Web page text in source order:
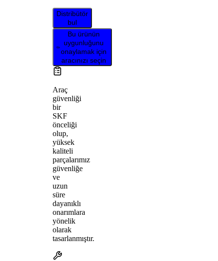
Distribütör
bul
Bu ürünün
uygunluğunu
onaylamak için
aracınızı seçin
Araç
güvenliği
bir
SKF
önceliği
olup,
yüksek
kaliteli
parçalarımız
güvenliğe
ve
uzun
süre
dayanıklı
onarımlara
yönelik
olarak
tasarlanmıştır.